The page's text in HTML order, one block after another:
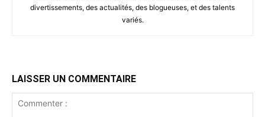
divertissements, des actualités, des blogueuses, et des talents
variés.
LAISSER UN COMMENTAIRE